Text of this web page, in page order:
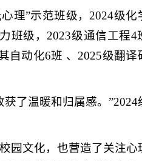
理”示范班级，2024级化
班级，2023级通信工程4
自动化6班 、2025级翻译
了温暖和归属感。”2024
园文化，也营造了关注心